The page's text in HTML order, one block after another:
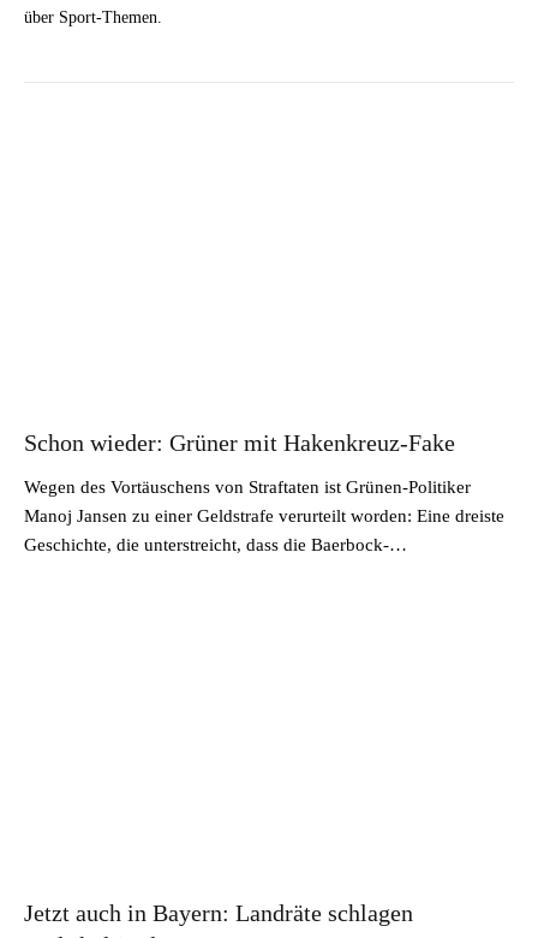
über Sport-Themen.
Schon wieder: Grüner mit Hakenkreuz-Fake
Wegen des Vortäuschens von Straftaten ist Grünen-Politiker
Manoj Jansen zu einer Geldstrafe verurteilt worden: Eine dreiste
Geschichte, die unterstreicht, dass die Baerbock-…
Jetzt auch in Bayern: Landräte schlagen